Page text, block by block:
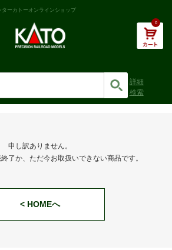
ーカトーオンラインショップ
0
詳細
検索
申し訳ありません。
了か、ただ今お取扱いできない商品です。
< HOMEへ